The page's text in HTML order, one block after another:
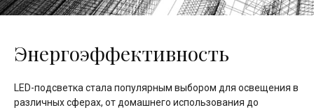
Энергоэффективность
LED-подсветка стала популярным выбором для освещения в
различных сферах, от домашнего использования до